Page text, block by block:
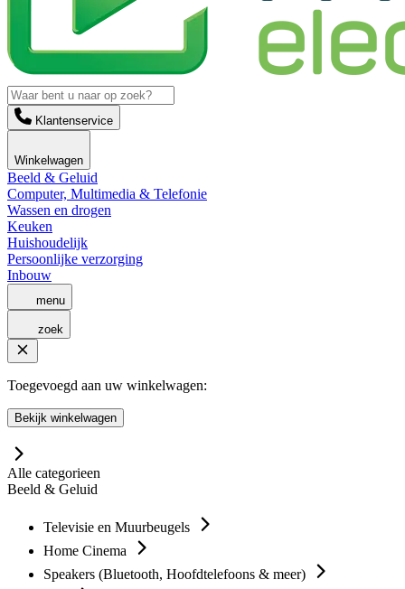
Klantenservice
Winkelwagen
Beeld & Geluid
Computer, Multimedia & Telefonie
Wassen en drogen
Keuken
Huishoudelijk
Persoonlijke verzorging
Inbouw
menu
zoek
Toegevoegd aan uw winkelwagen:
Bekijk winkelwagen
Alle categorieen
Beeld & Geluid
Televisie en Muurbeugels
Home Cinema
Speakers (Bluetooth, Hoofdtelefoons & meer)